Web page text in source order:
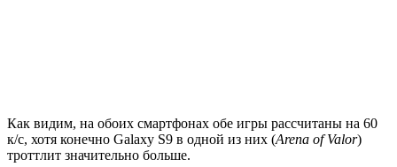
Как видим, на обоих смартфонах обе игры рассчитаны на 60
к/с, хотя конечно Galaxy S9 в одной из них (Arena of Valor)
троттлит значительно больше.